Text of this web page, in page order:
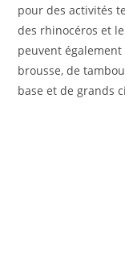
pour des activités
des rhinocéros et
peuvent
brousse, de
base et de grands